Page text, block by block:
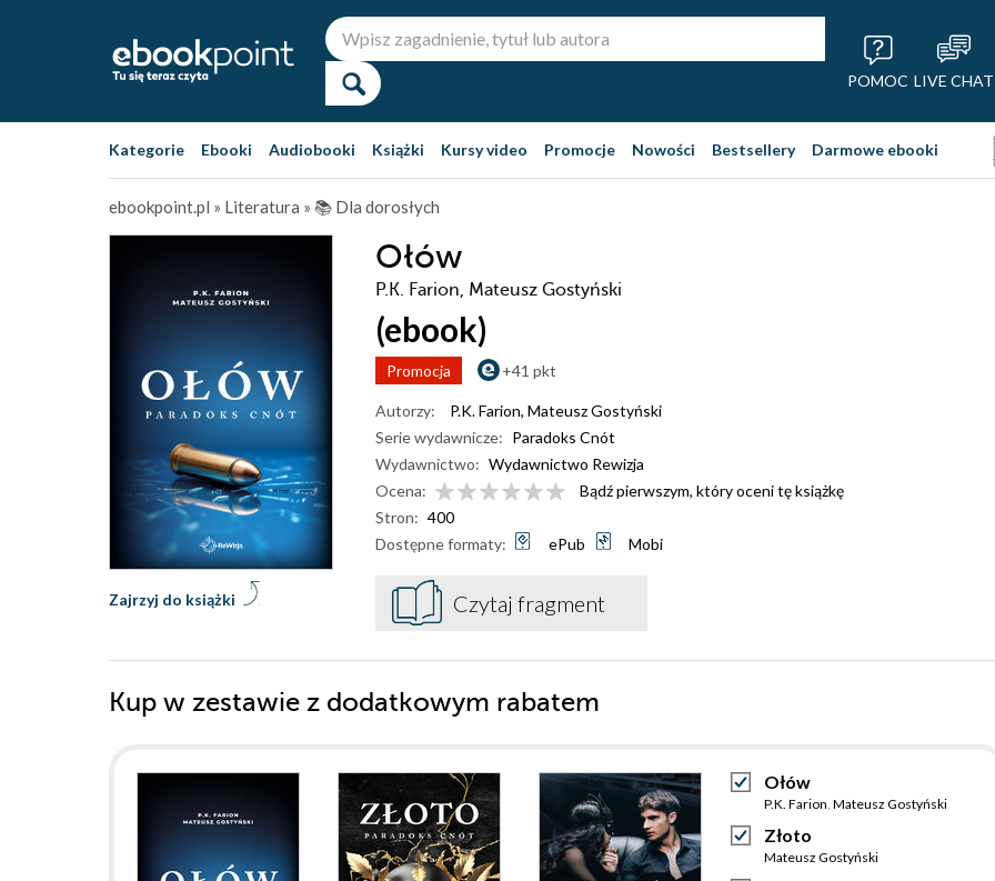
POMOC LIVE CHAT
Kategorie Ebooki Audiobooki Książki Kursy video Promocje Nowości Bestsellery Darmowe ebooki
ebookpoint.pl » Literatura » 📚 Dla dorosłych
Ołów
P.K. Farion, Mateusz Gostyński
(ebook)
Promocja +41 pkt
Zajrzyj do książki
Autorzy: P.K. Farion, Mateusz Gostyński
Serie wydawnicze: Paradoks Cnót
Wydawnictwo: Wydawnictwo Rewizja
Ocena:
Bądź pierwszym, który oceni tę książkę
Stron: 400
Dostępne formaty:
ePub Mobi
Czytaj fragment
Kup w zestawie z dodatkowym rabatem
Ołów
P.K. Farion, Mateusz Gostyński
Złoto
Mateusz Gostyński